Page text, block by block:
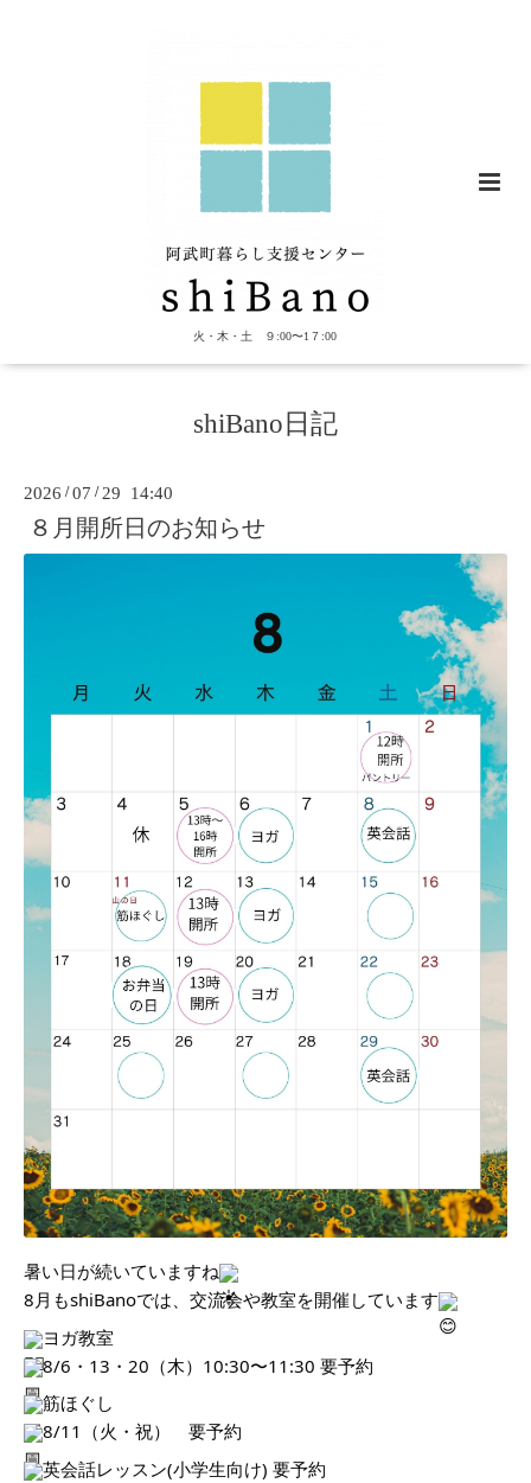
火・木・土 ９:00〜1７:00
shiBano日記
2026 /07 / 29 14:40
８月開所日のお知らせ
暑い日が続いていますね
8月もshiBanoでは、交流会や教室を開催しています
ヨガ教室
8/6・13・20（木）10:30〜11:30 要予約
筋ほぐし
8/11（火・祝） 要予約
英会話レッスン(小学生向け) 要予約